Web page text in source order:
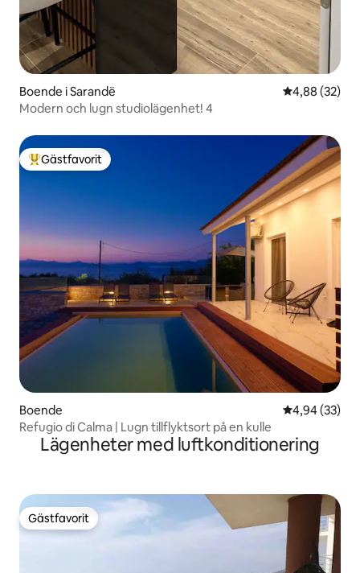
Boende i Sarandë 4,88 av 5 i
4,88 (32)
Modern och lugn studiolägenhet! 4
Populär gästfavorit
Gästfavorit
Boende 4,94 av 5 i
4,94 (33)
Refugio di Calma | Lugn tillflyktsort på en kulle
Lägenheter med luftkonditionering
Gästfavorit
Gästfavorit